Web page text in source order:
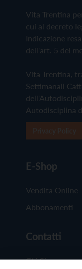
Vita Trentina
cui al decreto
Indicazione
dell'art. 5 del
Vita Trentina,
Settimanali
Autodisciplina
E-Shop
Vendita Online
Abbonamenti
Contatti
Chi Siamo